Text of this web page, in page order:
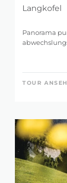
Langkofel
Panorama
TOUR